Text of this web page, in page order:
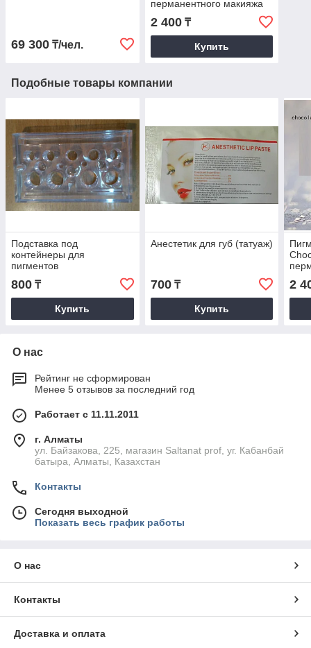
69 300 ₸/чел.
перманентного макияжа
2 400₸
Купить
Подобные товары компании
Подставка под
контейнеры для
пигментов
800 ₸
Купить
Анестетик для губ (татуаж)
700₸
Купить
2
О нас
Рейтинг не сформирован
Менее 5 отзывов за последний год
Работает с 11.11.2011
г. Алматы
ул. Байзакова, 225, магазин Saltanat prof, уг. Кабанбай
батыра, Алматы, Казахстан
Контакты
Сегодня выходной
Показать весь график работы
О нас
Контакты
Доставка и оплата